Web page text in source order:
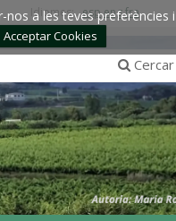
a les teves preferències
Acceptar Cookies
Idiomes:esp engfra
Cercar